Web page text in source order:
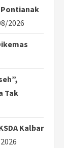
Pontianak
2026
Tak
Kalbar